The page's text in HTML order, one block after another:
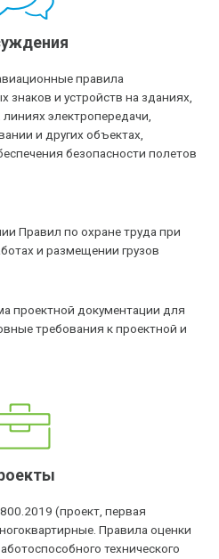
правила
и устройств на зданиях,
электропередачи,
и других объектах,
безопасности полетов
Правил по охране труда при
и размещении грузов
проектной документации для
требования к проектной и
(проект, первая
Правила оценки
технического